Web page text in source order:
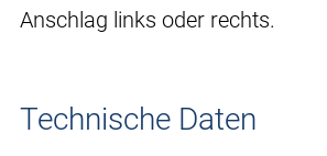
Anschlag links oder rechts.
Technische Daten